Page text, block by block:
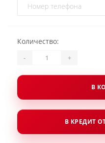
Количество:
- +
В
В КРЕДИТ